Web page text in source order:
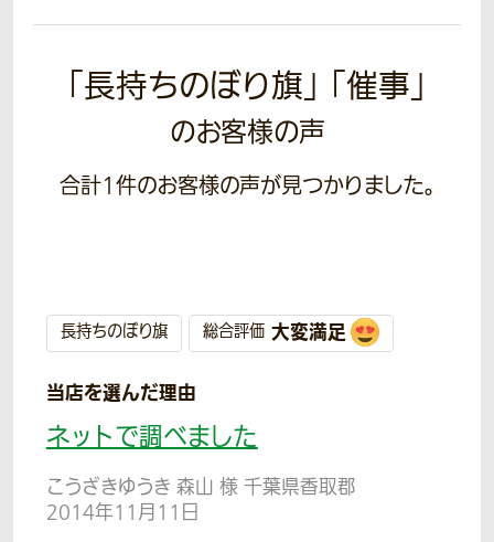
「長持ちのぼり旗」 「催事」
のお客様の声
合計1件のお客様の声が見つかりました。
長持ちのぼり旗 総合評価 大変満足
当店を選んだ理由
ネットで調べました
こうざきゆうき 森山 様 千葉県香取郡
2014年11月11日